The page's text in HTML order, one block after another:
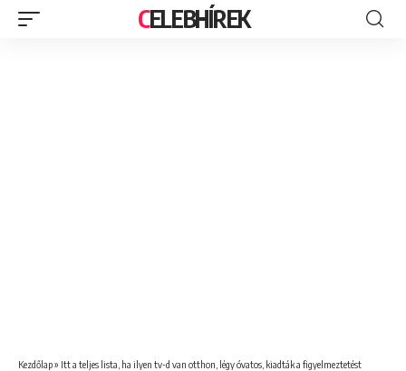
CELEBHÍREK
Kezdőlap» Itt a teljes lista, ha ilyen tv-d van otthon, légy óvatos, kiadták a figyelmeztetést